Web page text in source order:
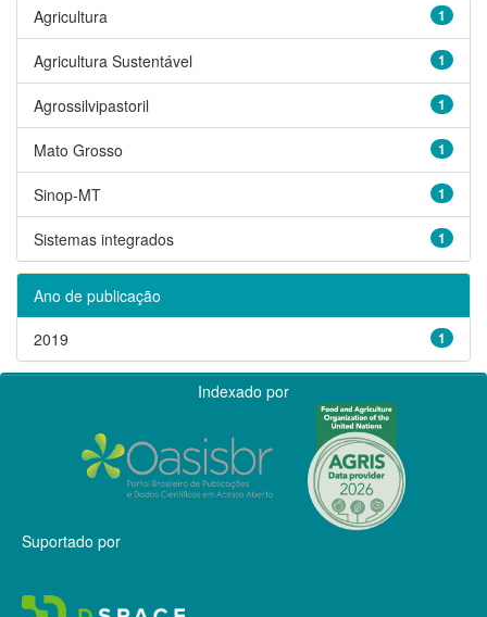
1
Agricultura
1
Agricultura Sustentável
1
Agrossilvipastoril
1
Mato Grosso
1
Sinop-MT
1
Sistemas integrados
Ano de publicação
1
2019
Indexado por
Suportado por